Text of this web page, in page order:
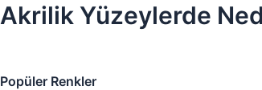
f
Akrilik Yüzeylerde
Popüler Renkler